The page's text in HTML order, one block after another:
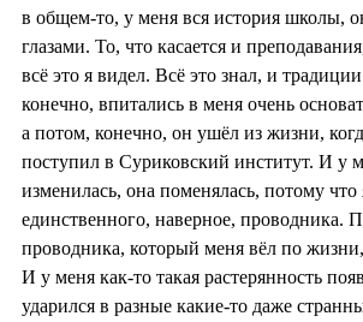
в общем-то, у меня вся история школы,
глазами. То, что касается и
всё это я видел. Всё это знал, и
конечно, впитались в меня очень
а потом, конечно, он ушёл из жизни,
поступил в Суриковский институт. И у
изменилась, она поменялась, потому что
единственного, наверное, проводника.
проводника, который меня вёл по жизни,
И у меня как-то такая растерянность
ударился в разные какие-то даже